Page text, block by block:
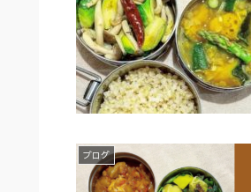
ブログ